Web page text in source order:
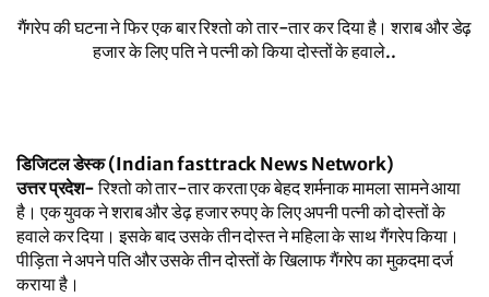
गैंगरेप की घटना ने फिर एक बार रिश्तो को तार-तार कर दिया है। शराब और डेढ़
हजार के लिए पति ने पत्नी को किया दोस्तों के हवाले..
डिजिटल डेस्क (Indian fasttrack News Network)
उत्तर प्रदेश-रिश्तो को तार-तार करता एक बेहद शर्मनाक मामला सामने आया
है। एक युवक ने शराब और डेढ़ हजार रुपए के लिए अपनी पत्नी को दोस्तों के
हवाले कर दिया। इसके बाद उसके तीन दोस्त ने महिला के साथ गैंगरेप किया।
पीड़िता ने अपने पति और उसके तीन दोस्तों के खिलाफ गैंगरेप का मुकदमा दर्ज
कराया है।